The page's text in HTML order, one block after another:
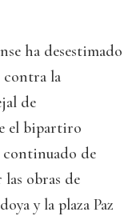
ha desestimado
contra la
de
el bipartiro
de
obras de
y la plaza Paz